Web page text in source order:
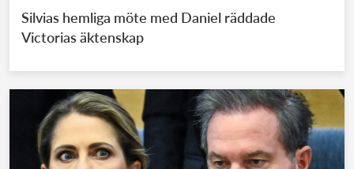
Silvias hemliga möte med Daniel räddade
Victorias äktenskap